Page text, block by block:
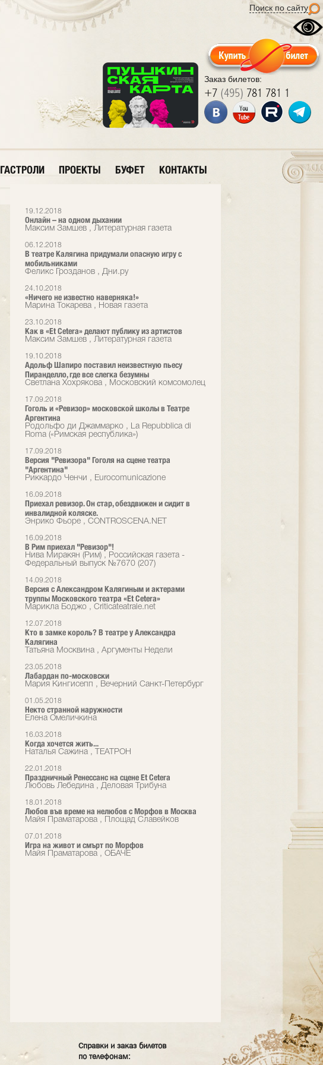
Поиск по сайту
Заказ билетов:
+7 (495) 781 781 1
ГАСТРОЛИ ПРОЕКТЫ БУФЕТ КОНТАКТЫ
19.12.2018
Онлайн – на одном дыхании
Максим Замшев , Литературная газета
06.12.2018
В театре Калягина придумали опасную игру с
мобильниками
Феликс Грозданов , Дни.ру
24.10.2018
«Ничего не известно наверняка!»
Марина Токарева , Новая газета
23.10.2018
Как в «Et Cetera» делают публику из артистов
Максим Замшев , Литературная газета
19.10.2018
Адольф Шапиро поставил неизвестную пьесу
Пиранделло, где все слегка безумны
Светлана Хохрякова , Московский комсомолец
17.09.2018
Гоголь и «Ревизор» московской школы в Театре
Аргентина
Родольфо ди Джаммарко , La Repubblica di
Roma («Римская республика»)
17.09.2018
Версия "Ревизора" Гоголя на сцене театра
"Аргентина"
Риккардо Ченчи , Eurocomunicazione
16.09.2018
Приехал ревизор. Он стар, обездвижен и сидит в
инвалидной коляске.
Энрико Фьоре , CONTROSCENA.NET
16.09.2018
В Рим приехал "Ревизор"!
Нива Миракян (Рим) , Российская газета -
Федеральный выпуск №7670 (207)
14.09.2018
Версия с Александром Калягиным и актерами
труппы Московского театра «Et Cetera»
Марикла Боджо , Criticateatrale.net
12.07.2018
Кто в замке король? В театре у Александра
Калягина
Татьяна Москвина , Аргументы Недели
23.05.2018
Лабардан по-московски
Мария Кингисепп , Вечерний Санкт-Петербург
01.05.2018
Некто странной наружности
Елена Омеличкина
16.03.2018
Когда хочется жить...
Наталья Сажина , ТЕАТРОН
22.01.2018
Праздничный Ренессанс на сцене Et Cetera
Любовь Лебедина , Деловая Трибуна
18.01.2018
Любов във време на нелюбов с Морфов в Москва
Майя Праматарова , Площад Славейков
07.01.2018
Игра на живот и смърт по Морфов
Майя Праматарова , ОБАЧЕ
Справки и заказ билетов
по телефонам: